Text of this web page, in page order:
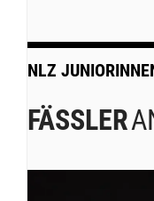
NLZ
FÄSSLER